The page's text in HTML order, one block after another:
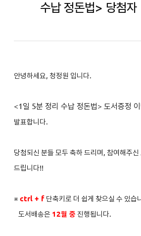
수납 정돈법> 당첨자
안녕하세요, 청정원 입니다.
<1일 5분 정리 수납 정돈법> 도서증정
발표합니다.
당첨되신 분들 모두 축하 드리며, 참여해주
드립니다!!
※ ctrl + f 단축키로 더 쉽게 찾으실 수 있습
도서배송은 12월 중 진행됩니다.